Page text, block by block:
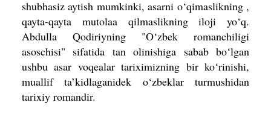
shubhasiz aytish mumkinki, asarni o‘qimaslikning ,
qayta-qayta mutolaa qilmaslikning iloji yo‘q.
Abdulla Qodiriyning "O‘zbek romanchiligi
asoschisi" sifatida tan olinishiga sabab bo‘lgan
ushbu asar voqealar tariximizning bir ko‘rinishi,
muallif ta’kidlaganidek o‘zbeklar turmushidan
tarixiy romandir.